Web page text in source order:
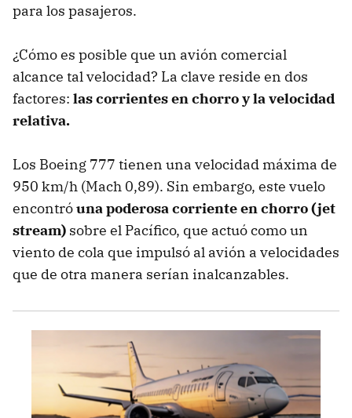
para los pasajeros.
¿Cómo es posible que un avión comercial
alcance tal velocidad? La clave reside en dos
factores: las corrientes en chorro y la velocidad
relativa.
Los Boeing 777 tienen una velocidad máxima de
950 km/h (Mach 0,89). Sin embargo, este vuelo
encontróuna poderosa corriente en chorro (jet
stream) sobre el Pacífico, que actuó como un
viento de cola que impulsó al avión a velocidades
que de otra manera serían inalcanzables.